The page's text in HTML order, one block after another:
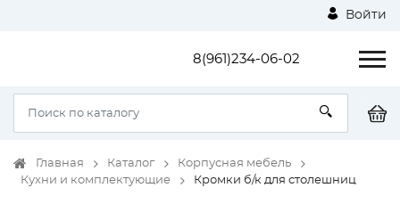
Войти
8(961)234-06-02
Главная Каталог
Корпусная мебель
Кухни и комплектующие
Кромки б/к для столешниц